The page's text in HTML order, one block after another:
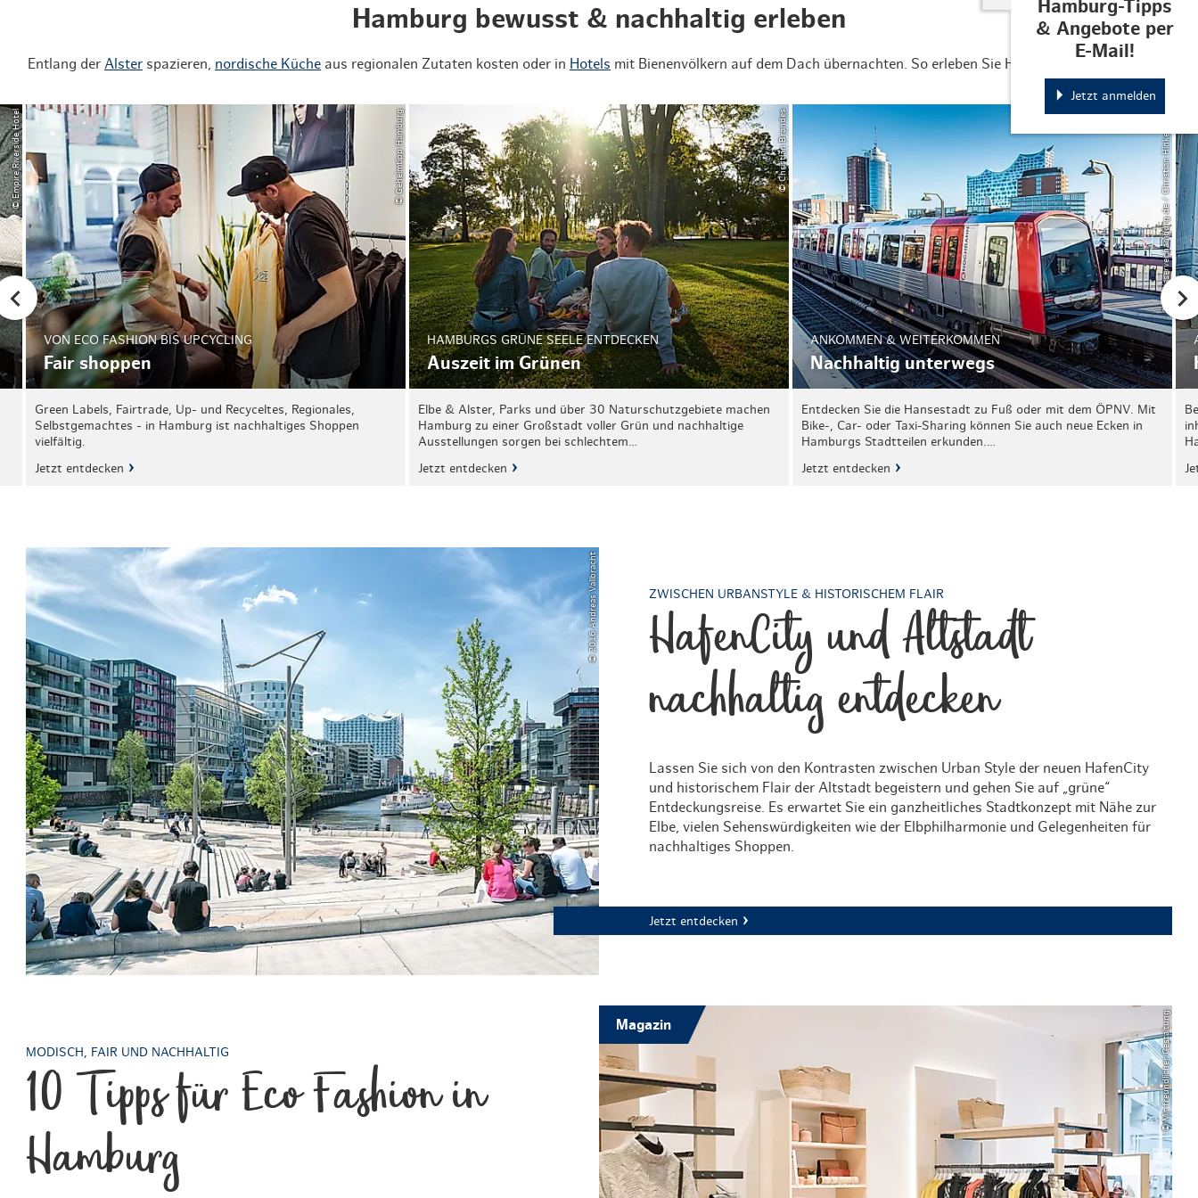
Hamburg-Tipps
& Angebote per
E-Mail!
Jetzt anmelden
Hamburg bewusst & nachhaltig erleben
Entlang der Alsterspazieren, nordische Kücheaus regionalen Zutaten kosten oder in Hotels mit Bienenvölkern auf dem Dach übernachten. So erleben Sie Hamburg noch bewusster.
© Empire Riverside Hotel © Geheimtipp Hamburg
VON ECO FASHION BIS UPCYCLING
Fair shoppen
Green Labels, Fairtrade, Up- und Recyceltes, Regionales,
Selbstgemachtes - in Hamburg ist nachhaltiges Shoppen
vielfältig.
Jetzt entdecken
© Christian Brandes
HAMBURGS GRÜNE SEELE ENTDECKEN
Auszeit im Grünen
Elbe & Alster, Parks und über 30 Naturschutzgebiete machen
Hamburg zu einer Großstadt voller Grün und nachhaltige
Ausstellungen sorgen bei schlechtem…
Jetzt entdecken
© mediaserver.hamburg.de / Christian Hinkelmann
ANKOMMEN & WEITERKOMMEN
Nachhaltig unterwegs
Entdecken Sie die Hansestadt zu Fuß oder mit dem ÖPNV. Mit
Bike-, Car- oder Taxi-Sharing können Sie auch neue Ecken in
Hamburgs Stadtteilen erkunden.…
Jetzt entdecken
© 2016 Andreas Vallbracht ZWISCHEN URBANSTYLE & HISTORISCHEM FLAIR
HafenCity und Altstadt
nachhaltig entdecken
Lassen Sie sich von den Kontrasten zwischen Urban Style der neuen HafenCity
und historischem Flair der Altstadt begeistern und gehen Sie auf „grüne“
Entdeckungsreise. Es erwartet Sie ein ganzheitliches Stadtkonzept mit Nähe zur
Elbe, vielen Sehenswürdigkeiten wie der Elbphilharmonie und Gelegenheiten für
nachhaltiges Shoppen.
Jetzt entdecken
© Mit freundlicher Gestaltung
Magazin
MODISCH, FAIR UND NACHHALTIG
10 Tipps für Eco Fashion in
Hamburg